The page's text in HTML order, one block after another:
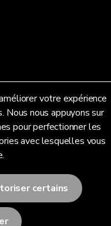
votre expérience
nous appuyons sur
pour perfectionner les
avec lesquelles vous
certains